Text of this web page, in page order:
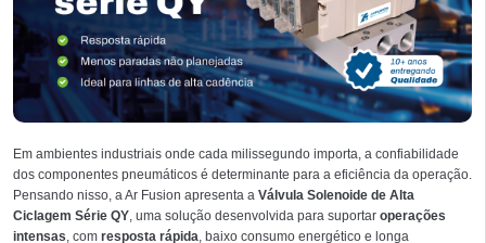
Em ambientes industriais onde cada milissegundo importa, a confiabilidade
dos componentes pneumáticos é determinante para a eficiência da operação.
Pensando nisso, a Ar Fusion apresenta a Válvula Solenoide de Alta
Ciclagem Série QY, uma solução desenvolvida para suportar operações
intensas, com resposta rápida, baixo consumo energético e longa